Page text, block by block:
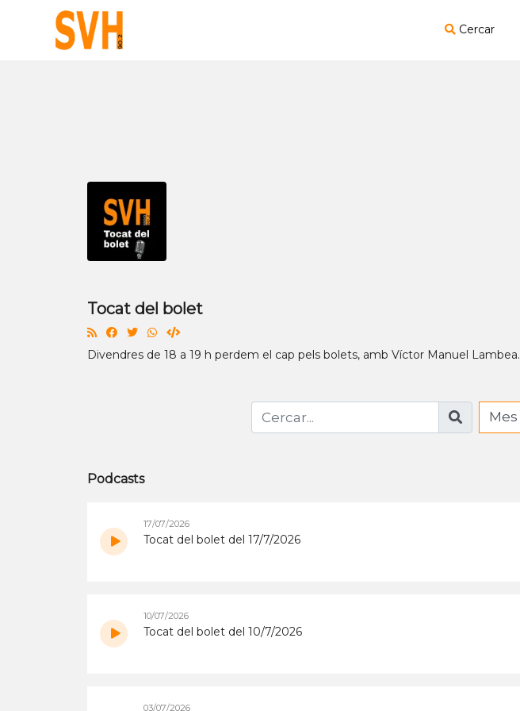
Cercar
Tocat del bolet
Divendres de 18 a 19 h perdem el cap pels bolets, amb Víctor Manuel Lambea.
Podcasts
17/07/2026
Tocat del bolet del 17/7/2026
10/07/2026
Tocat del bolet del 10/7/2026
03/07/2026